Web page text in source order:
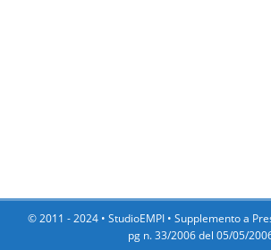
© 2011 - 2024 • StudioEMPI • Supplemento a
pg n. 33/2006 del 05/05/